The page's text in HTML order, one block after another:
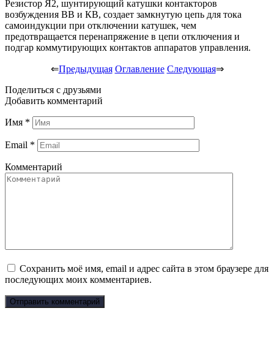
Резистор Я2, шунтирующий катушки контакторов
возбуждения ВВ и КВ, создает замкнутую цепь для тока
самоиндукции при отключении катушек, чем
предотвращается перенапряжение в цепи отключения и
подгар коммутирующих контактов аппаратов управления.
⇐Предыдущая Оглавление Следующая⇒
Поделиться с друзьями
Добавить комментарий
Имя *
Email *
Комментарий
Сохранить моё имя, email и адрес сайта в этом браузере для
последующих моих комментариев.